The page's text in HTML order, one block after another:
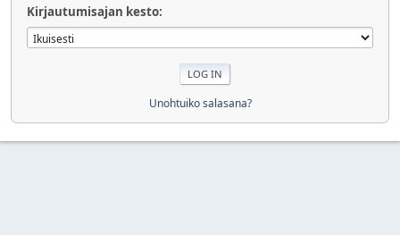
Kirjautumisajan kesto:
Unohtuiko salasana?